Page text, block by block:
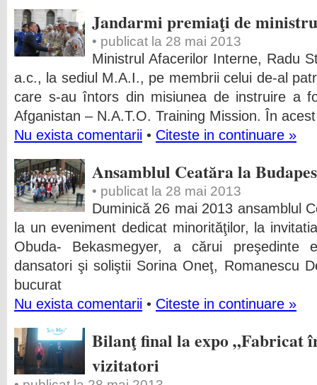
Jandarmi premiaţi de
• publicat la 28 mai 2013
Ministrul Afacerilor Interne, Radu
a.c., la sediul M.A.I., pe membrii celui de-al
care s-au întors din misiunea de instruire a
Afganistan – N.A.T.O. Training Mission. În
Nu exista comentarii • Citeste in continuare »
Ansamblul Ceatăra la
• publicat la 28 mai 2013
Duminică 26 mai 2013 ansamblul
la un eveniment dedicat minorităţilor, la
Obuda- Bekasmegyer, a cărui
dansatori şi soliştii Sorina Oneţ, Romanescu
bucurat
Nu exista comentarii • Citeste in continuare »
Bilanţ final la expo „Fabricat
vizitatori